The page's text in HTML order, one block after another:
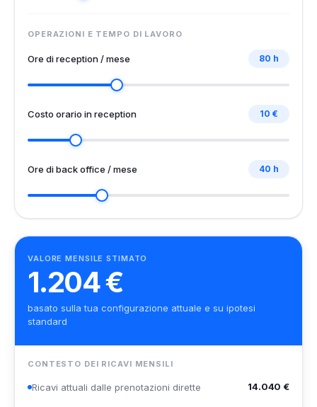
OPERAZIONI E TEMPO DI LAVORO
Ore di reception / mese 80 h
Costo orario in reception 10 €
Ore di back office / mese 40 h
VALORE MENSILE STIMATO
1.204 €
basato sulla tua configurazione attuale e su ipotesi
standard
CONTESTO DEI RICAVI MENSILI
Ricavi attuali dalle prenotazioni dirette 14.040 €